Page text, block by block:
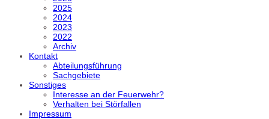
2025
2024
2023
2022
Archiv
Kontakt
Abteilungsführung
Sachgebiete
Sonstiges
Interesse an der Feuerwehr?
Verhalten bei Störfallen
Impressum